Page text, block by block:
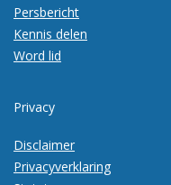
Persbericht
Kennis delen
Word lid
Privacy
Disclaimer
Privacyverklaring